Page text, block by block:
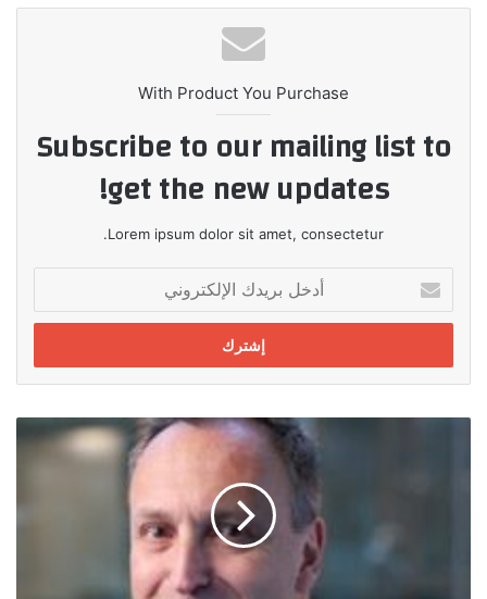
With Product You Purchase
Subscribe to our mailing list to
get the new updates!
Lorem ipsum dolor sit amet, consectetur.
بريدك
الإلكتروني